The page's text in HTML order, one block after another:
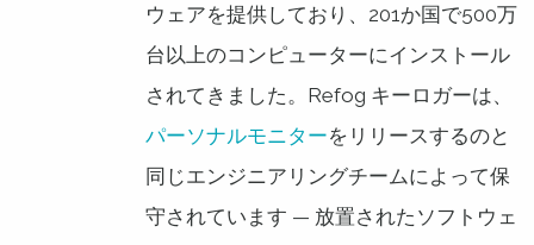
ウェアを提供しており、201か国で500万
台以上のコンピューターにインストール
されてきました。Refog キーロガーは、
パーソナルモニターをリリースするのと
同じエンジニアリングチームによって保
守されています — 放置されたソフトウェ